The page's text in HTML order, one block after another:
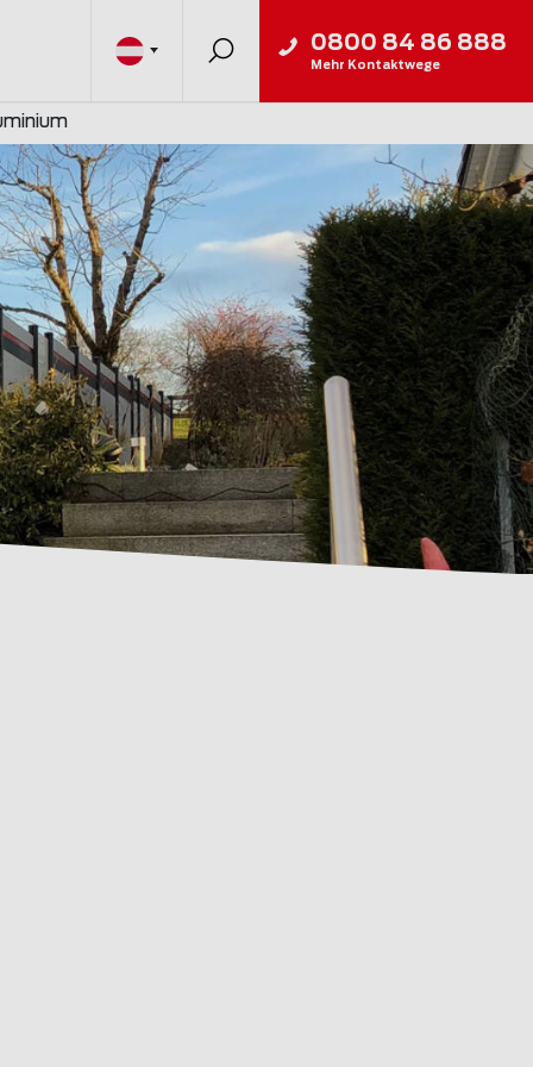
0800 84 86 888
Mehr Kontaktwege